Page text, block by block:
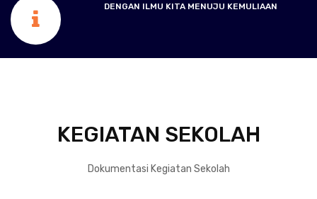
DENGAN ILMU KITA MENUJU KEMULIAAN
KEGIATAN SEKOLAH
Dokumentasi Kegiatan Sekolah